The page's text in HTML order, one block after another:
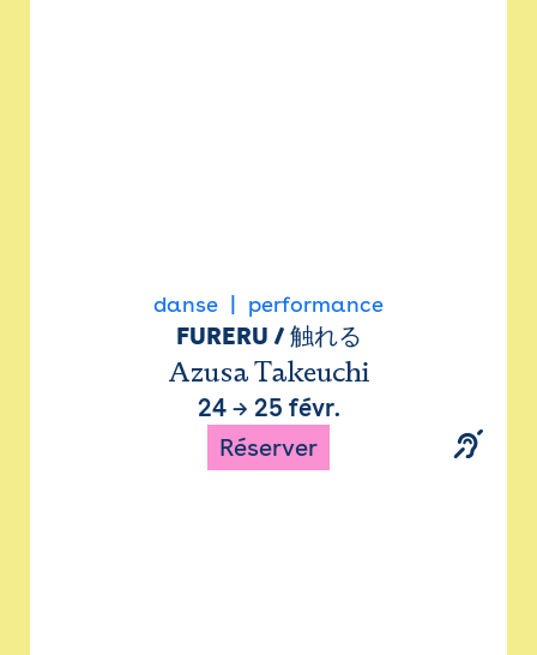
danse performance
FURERU / 触れる
Azusa Takeuchi
24→ 25 févr.
Réserver